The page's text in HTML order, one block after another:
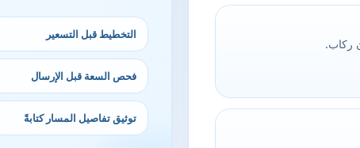
التخطيط قبل التسعير
فحص السعة قبل الإرسال
توثيق تفاصيل المسار كتابةً